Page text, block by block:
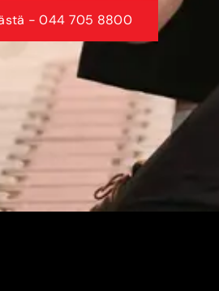
- 044 705 8800